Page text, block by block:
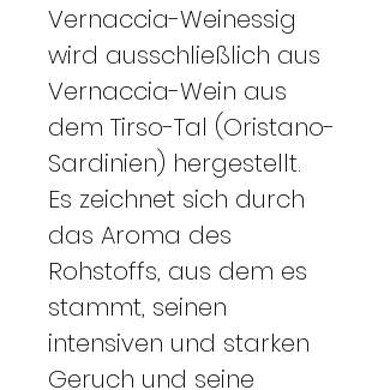
Vernaccia-Weinessig
wird ausschließlich aus
Vernaccia-Wein aus
dem Tirso-Tal (Oristano-
Sardinien) hergestellt.
Es zeichnet sich durch
das Aroma des
Rohstoffs, aus dem es
stammt, seinen
intensiven und starken
Geruch und seine